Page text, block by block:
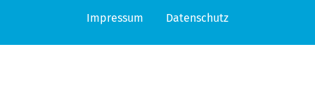
Impressum Datenschutz